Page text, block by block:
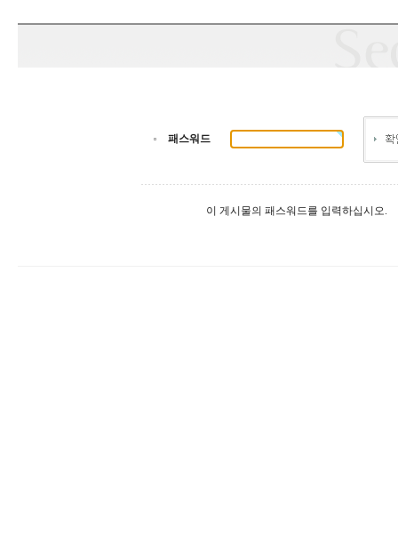
패스워드
이 게시물의 패스워드를 입력하십시오.